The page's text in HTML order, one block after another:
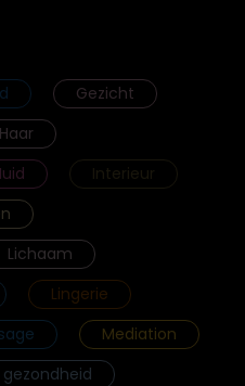
Gezicht
Haar
Interieur
Lichaam
Lingerie
Mediation